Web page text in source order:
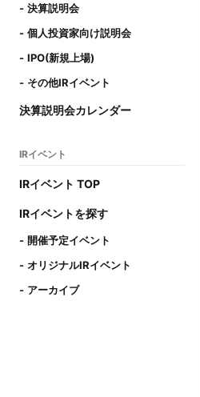
決算説明会
個人投資家向け説明会
IPO(新規上場)
その他IRイベント
決算説明会カレンダー
IRイベント
IRイベント TOP
IRイベントを探す
開催予定イベント
オリジナルIRイベント
アーカイブ